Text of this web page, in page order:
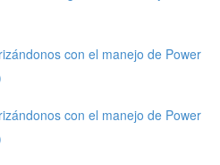
con el manejo de Power
con el manejo de Power